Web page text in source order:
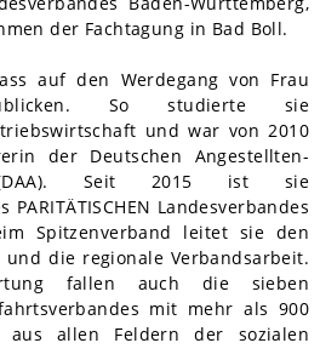
der Fachtagung in Bad Boll.
auf den Werdegang von Frau
So studierte sie
und war von 2010
der Deutschen Angestellten-
(DAA). Seit 2015 ist sie
Landesverbandes
Spitzenverband leitet sie den
die regionale Verbandsarbeit.
fallen auch die sieben
mit mehr als 900
aus allen Feldern der sozialen